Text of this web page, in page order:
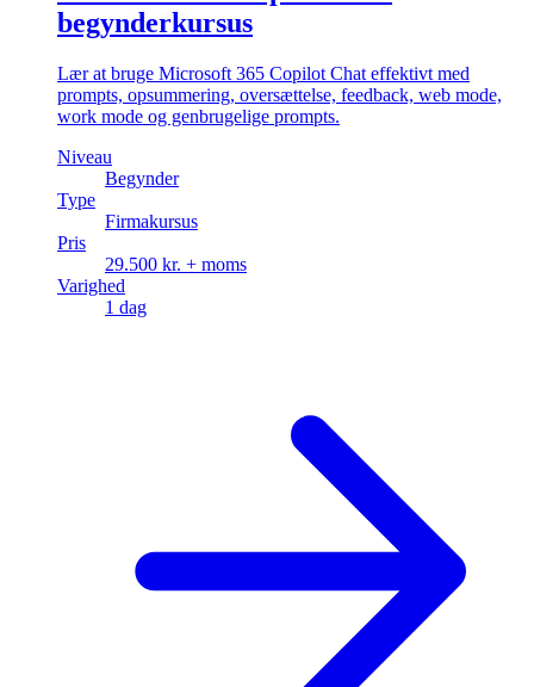
begynderkursus
Lær at bruge Microsoft 365 Copilot Chat effektivt med
prompts, opsummering, oversættelse, feedback, web mode,
work mode og genbrugelige prompts.
Niveau
Begynder
Type
Firmakursus
Pris
29.500 kr. + moms
Varighed
1 dag